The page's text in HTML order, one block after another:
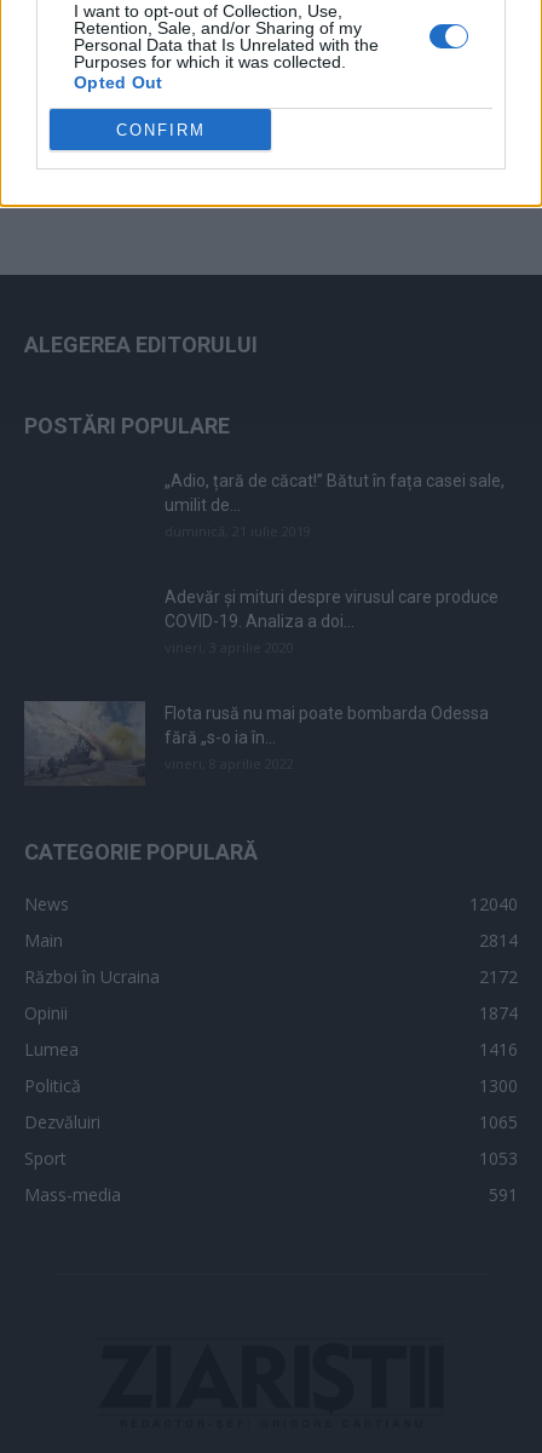
I want to opt-out of Collection, Use,
Retention, Sale, and/or Sharing of my
Personal Data that Is Unrelated with the
Purposes for which it was collected.
Opted Out
CONFIRM ad
ALEGEREA EDITORULUI
POSTĂRI POPULARE
„Adio, țară de căcat!” Bătut în fața casei sale,
umilit de...
Adevăr și mituri despre virusul care produce
COVID-19. Analiza a doi...
Flota rusă nu mai poate bombarda Odessa
fără „s-o ia în...
CATEGORIE POPULARĂ
News
12040
Main
2814
Război în Ucraina
2172
Opinii
1874
Lumea
1416
Politică
1300
Dezvăluiri
1065
Sport
1053
Mass-media
591